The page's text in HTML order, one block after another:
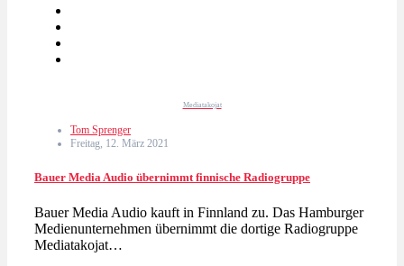
Mediatakojat
Tom Sprenger
Freitag, 12. März 2021
Bauer Media Audio übernimmt finnische Radiogruppe
Bauer Media Audio kauft in Finnland zu. Das Hamburger
Medienunternehmen übernimmt die dortige Radiogruppe
Mediatakojat…